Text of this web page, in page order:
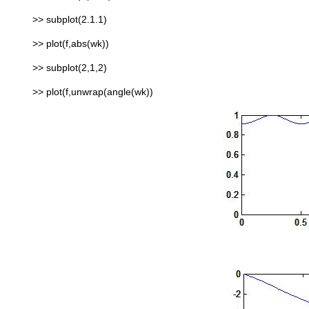
>> subplot(2.1.1)
>> plot(f,abs(wk))
>> subplot(2,1,2)
>> plot(f,unwrap(angle(wk))